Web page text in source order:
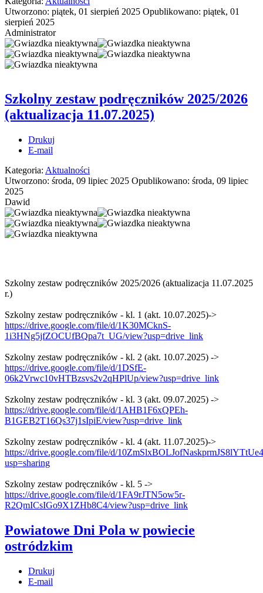
Utworzono: piątek, 01 sierpień 2025 Opublikowano: piątek, 01
sierpień 2025
Administrator
Szkolny zestaw podręczników 2025/2026
(aktualizacja 11.07.2025)
Drukuj
E-mail
Kategoria: Aktualności
Utworzono: środa, 09 lipiec 2025 Opublikowano: środa, 09 lipiec
2025
Dawid
Szkolny zestaw podręczników 2025/2026 (aktualizacja 11.07.2025
r.)
https://drive.google.com/file/d/1K30MCknS-
1i3HNg5jfZOCUfBQpa7t_UG/view?usp=drive_link
https://drive.google.com/file/d/1DSfE-
06k2Vrwc10vHTBzsvs2v2qHPlUp/view?usp=drive_link
https://drive.google.com/file/d/1AHB1F6xQPEh-
B1GEB2T16Qs37j1sIpiE/view?usp=drive_link
https://drive.google.com/file/d/
usp=sharing
https://drive.google.com/file/d/1FA9rJTN5ow5r-
R2QmICsIGo9X1ZHb8C4/view?usp=drive_link
Powiatowe Dni Pola w powiecie
ostródzkim
Drukuj
E-mail